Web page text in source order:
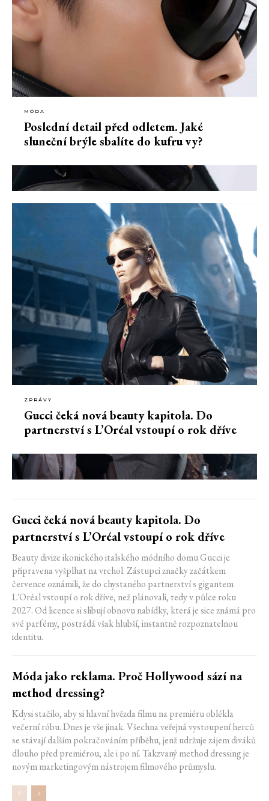
MÓDA
Poslední detail před odletem. Jaké
sluneční brýle sbalíte do kufru vy?
ZPRÁVY
Gucci čeká nová beauty kapitola. Do
partnerství s L’Oréal vstoupí o rok dříve
Gucci čeká nová beauty kapitola. Do
partnerství s L’Oréal vstoupí o rok dříve
Beauty divize ikonického italského módního domu Gucci je
připravena vyšplhat na vrchol. Zástupci značky začátkem
července oznámili, že do chystaného partnerství s gigantem
L'Oréal vstoupí o rok dříve, než plánovali, tedy v půlce roku
2027. Od licence si slibují obnovu nabídky, která je sice známá pro
své parfémy, postrádá však hlubší, instantně rozpoznatelnou
identitu.
Móda jako reklama. Proč Hollywood sází na
method dressing?
Kdysi stačilo, aby si hlavní hvězda filmu na premiéru oblékla
večerní róbu. Dnes je vše jinak. Všechna veřejná vystoupení herců
se stávají dalším pokračováním příběhu, jenž udržuje zájem diváků
dlouho před premiérou, ale i po ní. Takzvaný method dressing je
novým marketingovým nástrojem filmového průmyslu.